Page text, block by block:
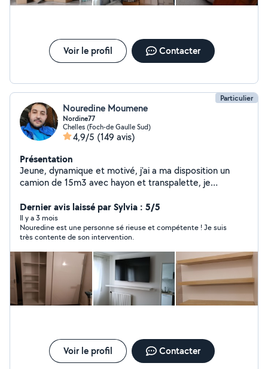
Voir le profil Contacter
Particulier
Nouredine Moumene
Nordine77
Chelles (Foch-de Gaulle Sud)
4,9/5 (149 avis)
Présentation
Jeune, dynamique et motivé, j'ai a ma disposition un
camion de 15m3 avec hayon et transpalette, je
meubles. 76 9181985 tel
Dernier avis laissé par Sylvia : 5/5
Il y a 3 mois
Nouredine est une personne sé rieuse et compétente ! Je suis
très contente de son intervention.
Voir le profil Contacter